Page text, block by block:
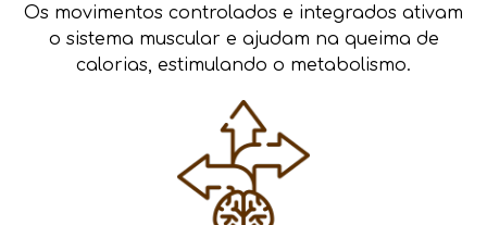
Os movimentos controlados e integrados ativam
o sistema muscular e ajudam na queima de
calorias, estimulando o metabolismo.